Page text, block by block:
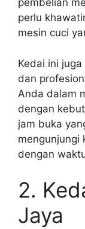
pembelian
perlu
mesin cuci
Kedai ini
dan
Anda dalam
dengan
jam buka
mengunjungi
dengan
2.
Jaya